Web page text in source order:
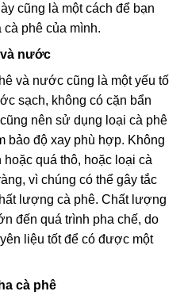
cũng là một cách để bạn
cà phê của mình.
nước
và nước cũng là một yếu tố
sạch, không có cặn bẩn
nên sử dụng loại cà phê
bảo độ xay phù hợp. Không
quá thô, hoặc loại cà
vì chúng có thể gây tắc
lượng cà phê. Chất lượng
đến quá trình pha chế, do
liệu tốt để có được một
cà phê